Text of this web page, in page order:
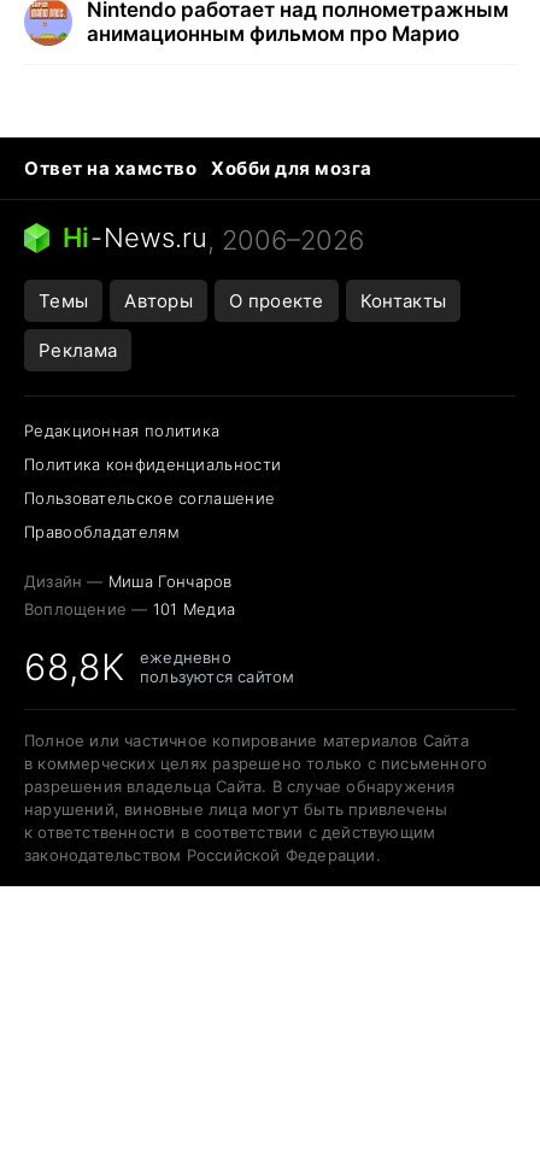
Nintendo работает над полнометражным
анимационным фильмом про Марио
Ответ на хамство
Хобби для мозга
Бензин 100 и 95
Тунцы в океанариуме
Следующая пандемия
Hi-News.ru, 2006–2026
Темы Авторы О проекте Контакты
Реклама
Редакционная политика
Политика конфиденциальности
Пользовательское соглашение
Правообладателям
Дизайн — Миша Гончаров
Воплощение — 101 Медиа
68,8K
ежедневно
пользуются сайтом
Полное или частичное копирование материалов Сайта
в коммерческих целях разрешено только с письменного
разрешения владельца Сайта. В случае обнаружения
нарушений, виновные лица могут быть привлечены
к ответственности в соответствии с действующим
законодательством Российской Федерации.